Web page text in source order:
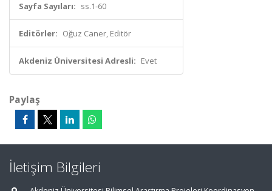
Sayfa Sayıları: ss.1-60
Editörler: Oğuz Caner, Editör
Akdeniz Üniversitesi Adresli: Evet
Paylaş
İletişim Bilgileri